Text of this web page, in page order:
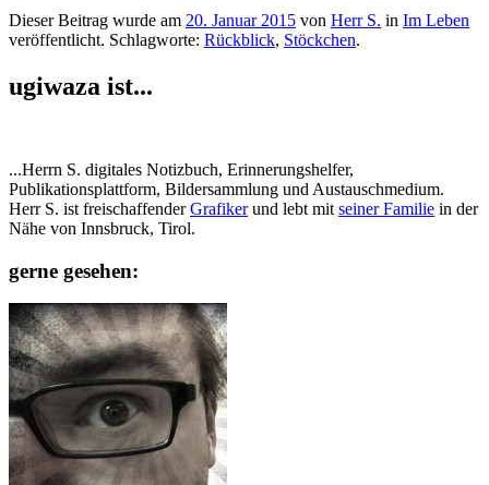
Dieser Beitrag wurde am 20. Januar 2015 von Herr S. in Im Leben
veröffentlicht. Schlagworte: Rückblick, Stöckchen.
ugiwaza ist...
...Herrn S. digitales Notizbuch, Erinnerungshelfer,
Publikationsplattform, Bildersammlung und Austauschmedium.
Herr S. ist freischaffenderGrafikerund lebt mit seiner Familie in der
Nähe von Innsbruck, Tirol.
gerne gesehen: